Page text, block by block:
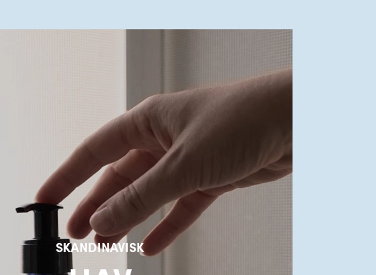
SKANDINAVISK